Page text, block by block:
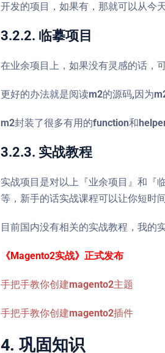
开发的项目，如果有，那就可以从今
3.2.2. 临摹项目
在业余项目上，如果没有灵感的话，
更好的办法就是阅读m2的源码,因为
m2封装了很多有用的function和
3.2.3. 实战教程
实战项目是对以上『业余项目』和『
等，新手的话实战课程可以让你短时
目前国内没有相关的实战教程，我的
《Magento2实战》正式发布
手把手教你创建magento2主题
手把手教你创建magento2插件
4. 巩固知识